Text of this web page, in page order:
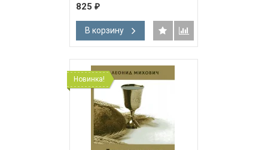
825 ₽
В корзину
Новинка!